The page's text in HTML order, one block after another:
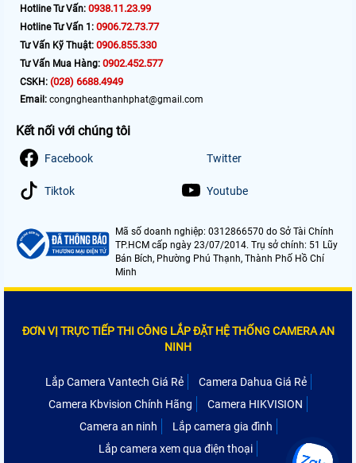
Hotline Tư Vấn: 0938.11.23.99
Hotline Tư Vấn 1: 0906.72.73.77
Tư Vấn Kỹ Thuật: 0906.855.330
Tư Vấn Mua Hàng: 0902.452.577
CSKH: (028) 6688.4949
Email: congngheanthanhphat@gmail.com
Kết nối với chúng tôi
Facebook Twitter
Tiktok Youtube
Mã số doanh nghiệp: 0312866570 do Sở Tài Chính
TP.HCM cấp ngày 23/07/2014. Trụ sở chính: 51 Lũy
Bán Bích, Phường Phú Thạnh, Thành Phố Hồ Chí
Minh
ĐƠN VỊ TRỰC TIẾP THI CÔNG LẮP ĐẶT HỆ THỐNG CAMERA AN
NINH
Lắp Camera Vantech Giá Rẻ
Camera Dahua Giá Rẻ
Camera Kbvision Chính Hãng
Camera HIKVISION
Camera an ninh
Lắp camera gia đình
Lắp camera xem qua điện thoại